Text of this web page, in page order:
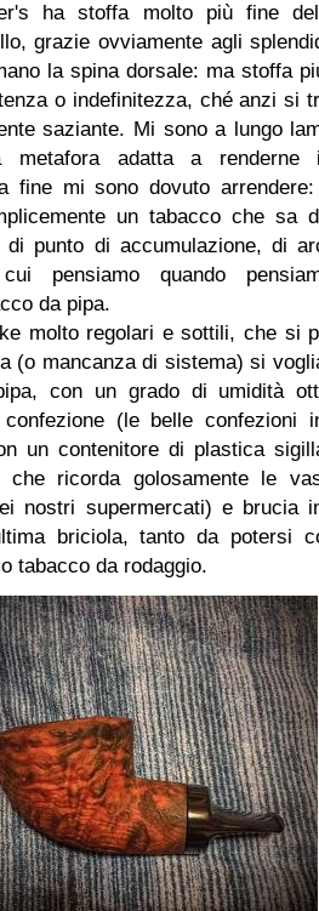
ha stoffa molto più fine
grazie ovviamente agli
la spina dorsale: ma stoffa
o indefinitezza, ché anzi si
saziante. Mi sono a lungo
metafora adatta a renderne
fine mi sono dovuto
un tabacco che sa
di punto di accumulazione, di
pensiamo quando
da pipa.
molto regolari e sottili, che si
(o mancanza di sistema) si
con un grado di umidità
(le belle confezioni
un contenitore di plastica
ricorda golosamente le
nostri supermercati) e brucia
briciola, tanto da potersi
tabacco da rodaggio.